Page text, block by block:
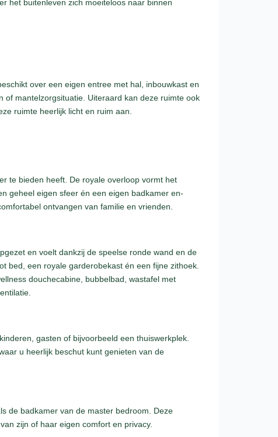
het buitenleven zich moeiteloos naar binnen
over een eigen entree met hal, inbouwkast en
mantelzorgsituatie. Uiteraard kan deze ruimte ook
ruimte heerlijk licht en ruim aan.
te bieden heeft. De royale overloop vormt het
geheel eigen sfeer én een eigen badkamer en-
ontvangen van familie en vrienden.
en voelt dankzij de speelse ronde wand en de
bed, een royale garderobekast én een fijne zithoek.
douchecabine, bubbelbad, wastafel met
gasten of bijvoorbeeld een thuiswerkplek.
u heerlijk beschut kunt genieten van de
de badkamer van de master bedroom. Deze
zijn of haar eigen comfort en privacy.